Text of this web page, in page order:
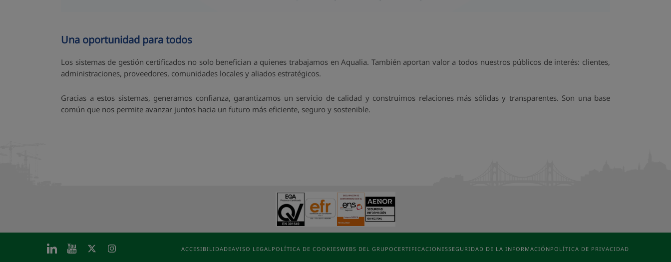
Una oportunidad para todos
Los sistemas de gestión certificados no solo benefician a quienes trabajamos en Aqualia. También aportan valor a todos nuestros públicos de interés: clientes,
administraciones, proveedores, comunidades locales y aliados estratégicos.
Gracias a estos sistemas, generamos confianza, garantizamos un servicio de calidad y construimos relaciones más sólidas y transparentes. Son una base
común que nos permite avanzar juntos hacia un futuro más eficiente, seguro y sostenible.
ACCESIBILIDADEAVISO LEGALPOLÍTICA DE COOKIESWEBS DEL GRUPOCERTIFICACIONESSEGURIDAD DE LA INFORMACIÓNPOLÍTICA DE PRIVACIDAD